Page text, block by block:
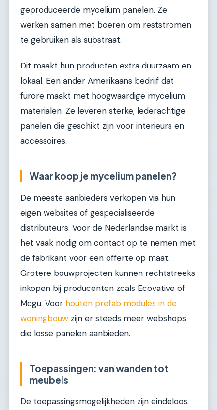
geproduceerde mycelium panelen. Ze
werken samen met boeren om reststromen
te gebruiken als substraat.
Dit maakt hun producten extra duurzaam en
lokaal. Een ander Amerikaans bedrijf dat
furore maakt met hoogwaardige mycelium
materialen. Ze leveren sterke, lederachtige
panelen die geschikt zijn voor interieurs en
accessoires.
Waar koop je mycelium panelen?
De meeste aanbieders verkopen via hun
eigen websites of gespecialiseerde
distributeurs. Voor de Nederlandse markt is
het vaak nodig om contact op te nemen met
de fabrikant voor een offerte op maat.
Grotere bouwprojecten kunnen rechtstreeks
inkopen bij producenten zoals Ecovative of
Mogu. Voor houten prefab modules in de
woningbouw zijn er steeds meer webshops
die losse panelen aanbieden.
Toepassingen: van wanden tot
meubels
De toepassingsmogelijkheden zijn eindeloos.